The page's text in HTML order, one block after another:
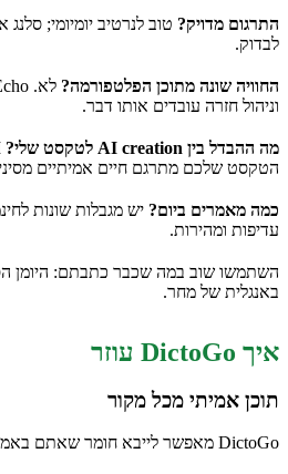
התרגום מדויק? טוב לנרטיב יומיומי;
לבדוק.
החוויה שונה מתוכן הפלטפורמה?
וניהול חזרה עובדים אותו דבר.
מה ההבדל בין AI creation לטקסט שלי?
הטקסט שלכם מתרגם חיים אמיתיים
כמה מאמרים ביום? יש מגבלות שונות
עדיפות ומהירות.
השתמשו שוב במה שכבר כתבתם: היומן
באנגלית של מחר.
איך DictoGo עוזר
תוכן אמיתי מכל מקור
DictoGo מאפשר לייבא חומר שאתם באמת רוצים לשמוע: